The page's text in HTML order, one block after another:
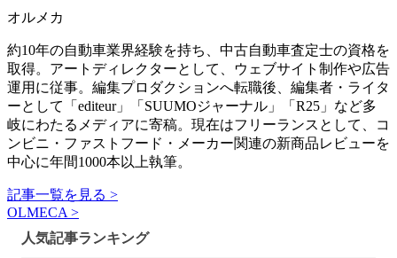
オルメカ
約10年の自動車業界経験を持ち、中古自動車査定士の資格を
取得。アートディレクターとして、ウェブサイト制作や広告
運用に従事。編集プロダクションへ転職後、編集者・ライタ
ーとして「editeur」「SUUMOジャーナル」「R25」など多
岐にわたるメディアに寄稿。現在はフリーランスとして、コ
ンビニ・ファストフード・メーカー関連の新商品レビューを
中心に年間1000本以上執筆。
記事一覧を見る >
OLMECA >
人気記事ランキング